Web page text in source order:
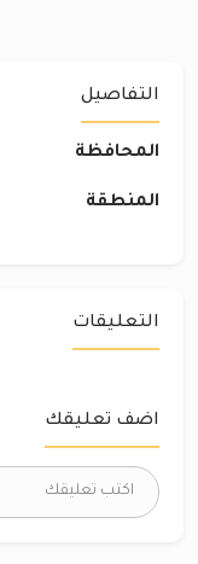
التفاصيل
المحافظة
المنطقة
التعليقات
اضف تعليقك